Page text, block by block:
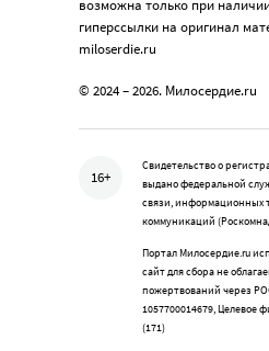
возможна только при
гиперссылки на оригинал
miloserdie.ru
© 2024 – 2026. Милосердие.ru
16+
Свидетельство о
выдано федеральной
связи, информационных
коммуникаций
Портал Милосердие.ru
сайт для сбора не
пожертвований через
1057700014679, Целевое
(171)